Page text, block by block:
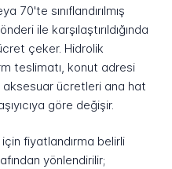
70'te sınıflandırılmış
ile karşılaştırıldığında
çeker. Hidrolik
teslimatı, konut adresi
ücretleri ana hat
göre değişir.
fiyatlandırma belirli
yönlendirilir;